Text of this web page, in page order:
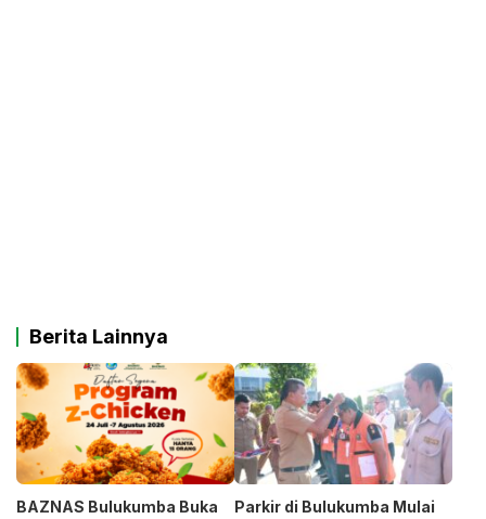
Berita Lainnya
BAZNAS Bulukumba Buka
Parkir di Bulukumba Mulai